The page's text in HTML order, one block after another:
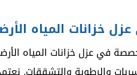
خزانات المياه
في عزل خزانات المياه